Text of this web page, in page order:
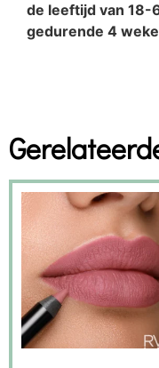
de leeftijd van 18-
gedurende 4